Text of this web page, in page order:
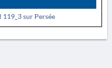
sur Persée